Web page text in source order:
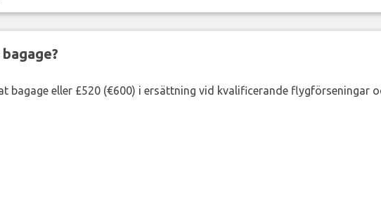
bagage eller £520 (€600) i ersättning vid kvalificerande flygförseningar